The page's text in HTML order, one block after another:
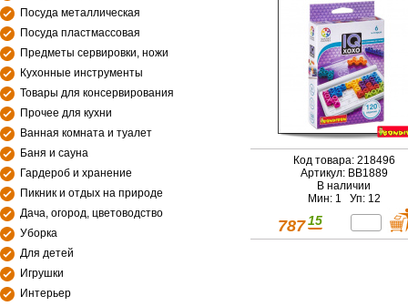
Посуда металлическая
Посуда пластмассовая
Предметы сервировки, ножи
Кухонные инструменты
Товары для консервирования
Прочее для кухни
Ванная комната и туалет
Баня и сауна
Гардероб и хранение
Пикник и отдых на природе
Дача, огород, цветоводство
Уборка
Для детей
Игрушки
Интерьер
Код товара: 218496
Артикул: ВВ1889
В наличии
Мин: 1 Уп: 12
787 15